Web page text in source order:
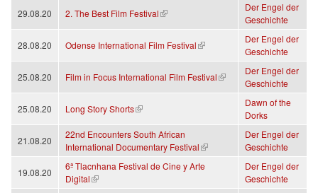
29.08.20 2. The Best Film Festival
(link is external)
Der Engel der
Geschichte
28.08.20 Odense International Film Festival
(link is external)
Der Engel der
Geschichte
25.08.20 Film in Focus International Film Festival
(link is external)
Der Engel der
Geschichte
25.08.20 Long Story Shorts
(link is external)
Dawn of the
Dorks
21.08.20
22nd Encounters South African
International Documentary Festival
(link is external)
Der Engel der
Geschichte
19.08.20
6ª Tlacnhana Festival de Cine y Arte
Digital
(link is external)
Der Engel der
Geschichte